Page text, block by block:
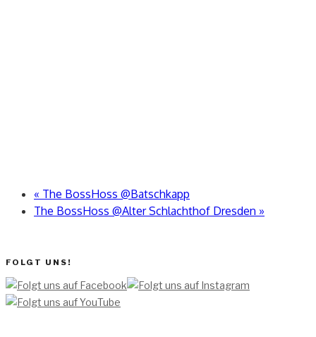
« The BossHoss @Batschkapp
The BossHoss @Alter Schlachthof Dresden »
FOLGT UNS!